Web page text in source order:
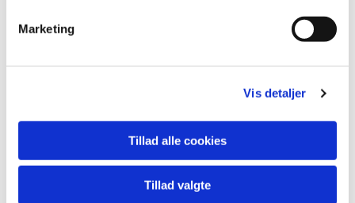
Marketing
Vis detaljer
Tillad alle cookies
Tillad valgte
Du vil måske også kunne
lide...